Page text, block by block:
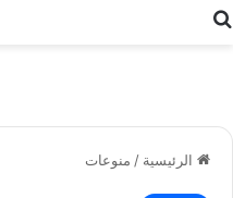
الرئيسية / منوعات